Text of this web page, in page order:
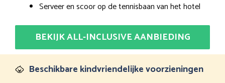
Serveer en scoor op de tennisbaan van het hotel
BEKIJK ALL-INCLUSIVE AANBIEDING
Beschikbare kindvriendelijke voorzieningen